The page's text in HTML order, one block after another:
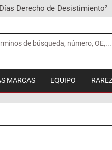
Derecho de Desistimiento²
MARCAS EQUIPO